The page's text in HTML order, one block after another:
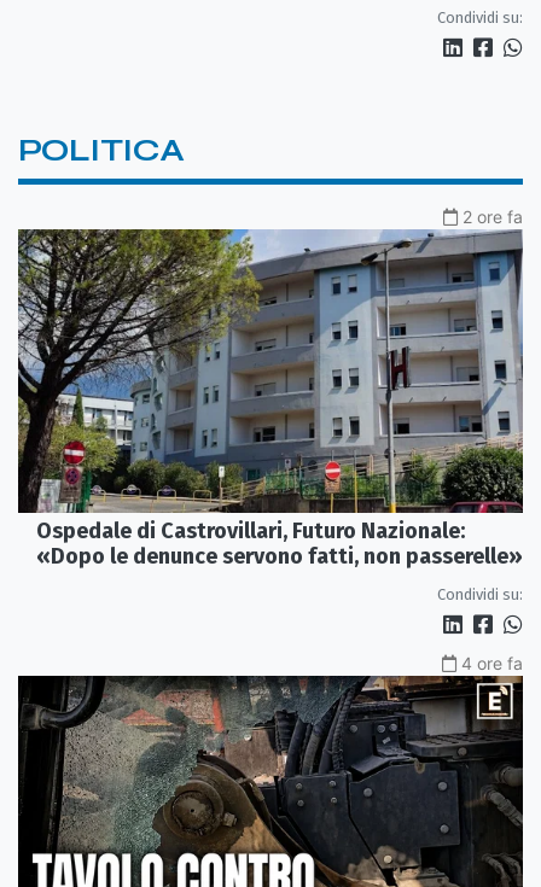
Condividi su:
POLITICA
2 ore fa
Ospedale di Castrovillari, Futuro Nazionale:
«Dopo le denunce servono fatti, non passerelle»
Condividi su:
4 ore fa